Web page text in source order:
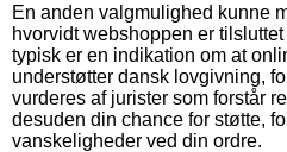
En anden valgmulighed kunne
hvorvidt webshoppen er
typisk er en indikation om at
understøtter dansk lovgivning,
vurderes af jurister som forstår
desuden din chance for støtte,
vanskeligheder ved din ordre.